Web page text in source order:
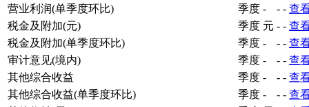
营业利润(单季度环比)
季度 - - - 查
税金及附加(元)
季度 元 - - 查
税金及附加(单季度环比)
季度 - - - 查
审计意见(境内)
季度 - - - 查
其他综合收益
季度 - - - 查
其他综合收益(单季度环比)
季度 - - - 查